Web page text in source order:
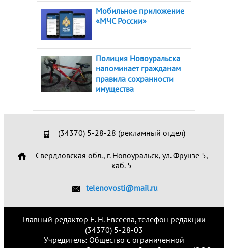
Мобильное приложение
«МЧС России»
Полиция Новоуральска
напоминает гражданам
правила сохранности
имущества
(34370) 5-28-28 (рекламный отдел)
Свердловская обл., г. Новоуральск, ул. Фрунзе 5,
каб. 5
telenovosti@mail.ru
Главный редактор Е. Н. Евсеева, телефон редакции
(34370) 5-28-03
Учредитель: Общество с ограниченной